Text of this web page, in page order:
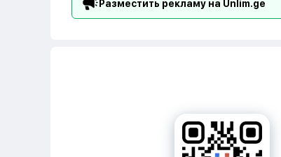
Разместить рекламу на Unlim.ge